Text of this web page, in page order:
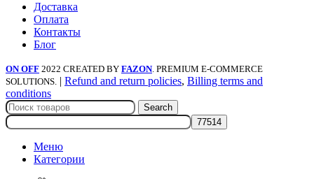
Доставка
Оплата
Контакты
Блог
ON OFF 2022 CREATED BY FAZON. PREMIUM E-COMMERCE
SOLUTIONS. | Refund and return policies, Billing terms and
conditions
Search
Меню
Категории